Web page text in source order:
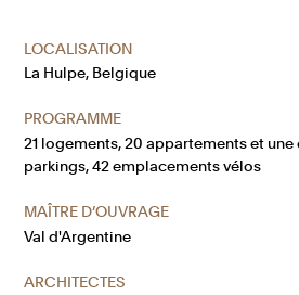
LOCALISATION
La Hulpe, Belgique
PROGRAMME
21 logements, 20 appartements et
parkings, 42 emplacements vélos
MAÎTRE D’OUVRAGE
Val d'Argentine
ARCHITECTES